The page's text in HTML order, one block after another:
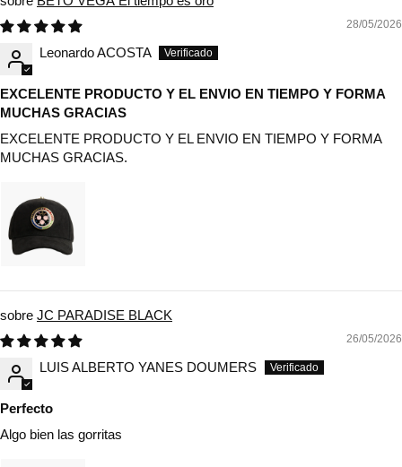
28/05/2026
Leonardo ACOSTA
EXCELENTE PRODUCTO Y EL ENVIO EN TIEMPO Y FORMA
MUCHAS GRACIAS
EXCELENTE PRODUCTO Y EL ENVIO EN TIEMPO Y FORMA
MUCHAS GRACIAS.
JC PARADISE BLACK
26/05/2026
LUIS ALBERTO YANES DOUMERS
Perfecto
Algo bien las gorritas